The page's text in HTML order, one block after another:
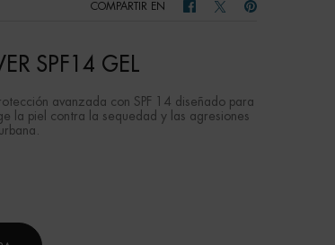
COMPARTIR EN COMPARTIR EN FACEBOOK
COMPARTIR EN TWITTER
COMPARTIR EN
SPF14 GEL
avanzada con SPF 14 diseñado para
la piel contra la sequedad y las agresiones